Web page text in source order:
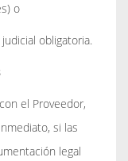
o
obligatoria.
el Proveedor,
si las
legal